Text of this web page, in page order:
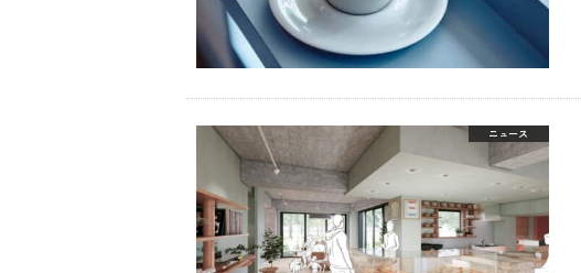
ニュース